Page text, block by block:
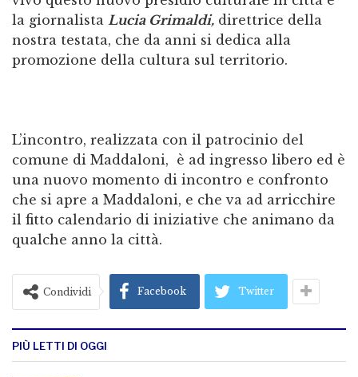
la giornalista Lucia Grimaldi, direttrice della
nostra testata, che da anni si dedica alla
promozione della cultura sul territorio.
L’incontro, realizzata con il patrocinio del
comune di Maddaloni, è ad ingresso libero ed è
una nuovo momento di incontro e confronto
che si apre a Maddaloni, e che va ad arricchire
il fitto calendario di iniziative che animano da
qualche anno la città.
Condividi Facebook Twitter
PIÙ LETTI DI OGGI